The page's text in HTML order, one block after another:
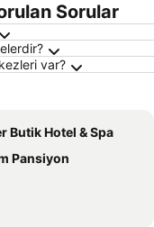
Sorular
var?
Butik Hotel & Spa
Pansiyon